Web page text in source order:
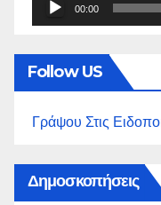
00:00
Follow US
Γράψου Στις
Δημοσκοπήσεις